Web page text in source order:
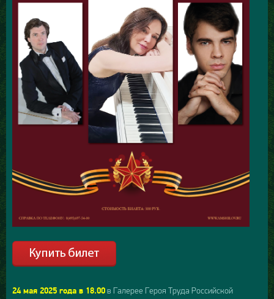
24 мая 2025 года в 18.00 в Галерее Героя Труда Российской